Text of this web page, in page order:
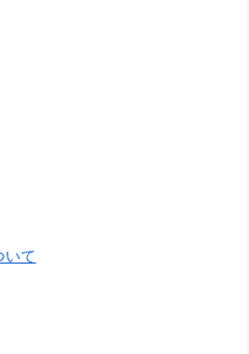
いて